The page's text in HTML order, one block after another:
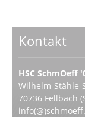
Kontakt
HSC SchmOeff
Wilhelm-Stähle-
70736 Fellbach